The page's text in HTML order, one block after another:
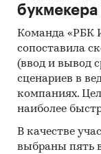
Команда «РБК
сопоставила
(ввод и вывод
сценариев в
компаниях.
наиболее
В качестве
выбраны пять